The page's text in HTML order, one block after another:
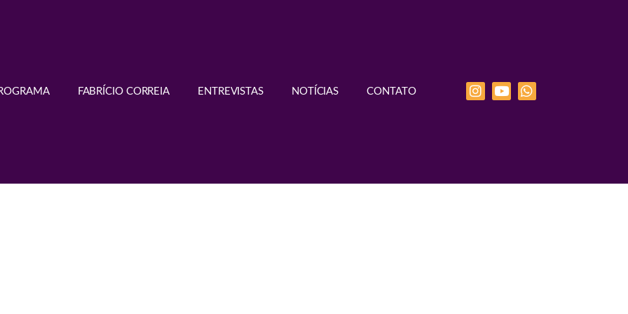
FABRÍCIO CORREIA ENTREVISTAS NOTÍCIAS CONTATO